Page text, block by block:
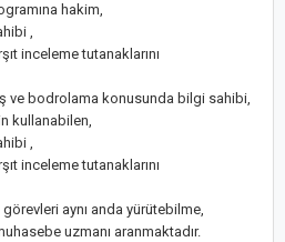
hakim,
,
inceleme tutanaklarını
ve bodrolama konusunda bilgi sahibi,
kullanabilen,
,
inceleme tutanaklarını
aynı anda yürütebilme,
uzmanı aranmaktadır.